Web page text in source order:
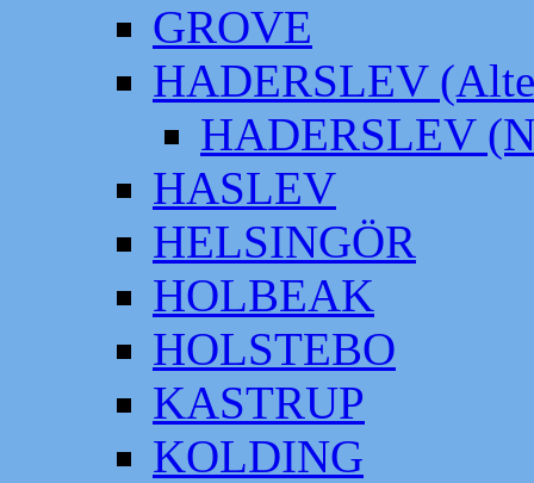
GROVE
HADERSLEV
HADERSLEV
HASLEV
HELSINGÖR
HOLBEAK
HOLSTEBO
KASTRUP
KOLDING